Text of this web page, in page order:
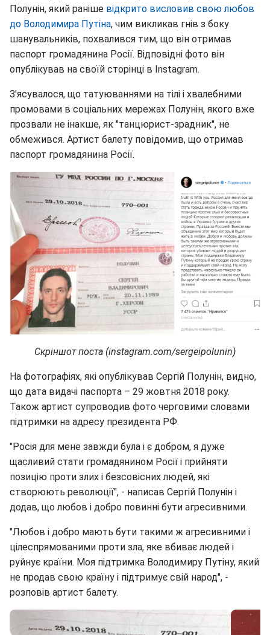
Полунін, який раніше відкрито висловив свою любов
до Володимира Путіна, чим викликав гнів з боку
шанувальників, похвалився тим, що він отримав
паспорт громадянина Росії. Відповідні фото він
опублікував на своїй сторінці в Instagram.
З'ясувалося, що татуюваннями на тілі і хвалебними
промовами в соціальних мережах Полунін, якого вже
прозвали не інакше, як "танцюрист-зрадник", не
обмежився. Артист балету повідомив, що отримав
паспорт громадянина Росії.
Скріншот поста (instagram.com/sergeipolunin)
На фотографіях, які опублікував Сергій Полунін, видно,
що дата видачі паспорта – 29 жовтня 2018 року.
Також артист супроводив фото черговими словами
підтримки на адресу президента РФ.
"Росія для мене завжди була і є добром, я дуже
щасливий стати громадянином Росії і прийняти
позицію проти злих і безсовісних людей, які
створюють революції", - написав Сергій Полунін і
додав, що любов і добро повинні бути агресивними.
"Любов і добро мають бути такими ж агресивними і
цілеспрямованими проти зла, яке вбиває людей і
руйнує країни. Моя підтримка Володимиру Путіну, який
не продав свою країну і підтримує свій народ", -
розповів артист балету.